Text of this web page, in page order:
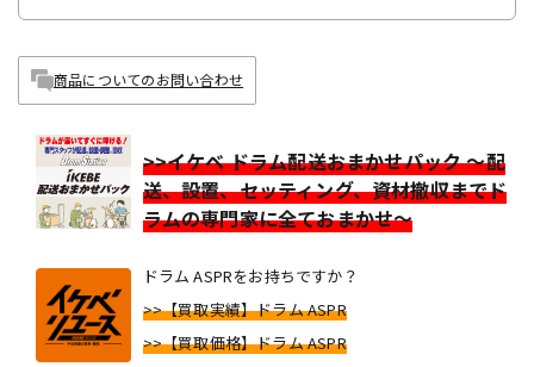
商品についてのお問い合わせ
>>イケベ ドラム配送おまかせパック ～配
送、設置、セッティング、資材撤収までド
ラムの専門家に全ておまかせ～
ドラム ASPRをお持ちですか？
>>【買取実績】ドラム ASPR
>>【買取価格】ドラム ASPR